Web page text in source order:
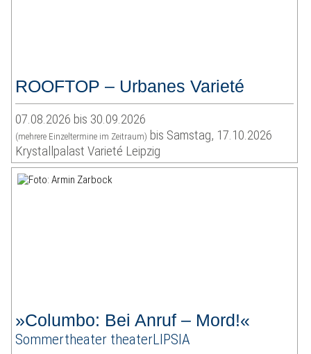
ROOFTOP – Urbanes Varieté
07.08.2026 bis 30.09.2026
(mehrere Einzeltermine im Zeitraum) bis Samstag, 17.10.2026
Krystallpalast Varieté Leipzig
»Columbo: Bei Anruf – Mord!«
Sommertheater theaterLIPSIA